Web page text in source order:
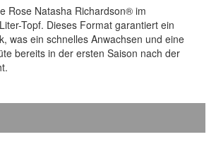
Rose Natasha Richardson® im
Topf. Dieses Format garantiert ein
was ein schnelles Anwachsen und eine
bereits in der ersten Saison nach der